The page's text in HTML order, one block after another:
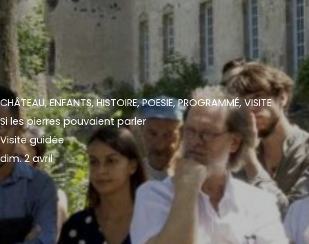
CHÂTEAU,ENFANTS,HISTOIRE,POESIE,PROGRAMMÉ, VISITE
Si les pierres pouvaient parler
Visite guidée
dim. 2 avril